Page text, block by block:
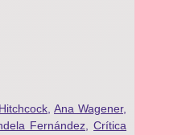
Ana Wagener,
Fernández
Crítica